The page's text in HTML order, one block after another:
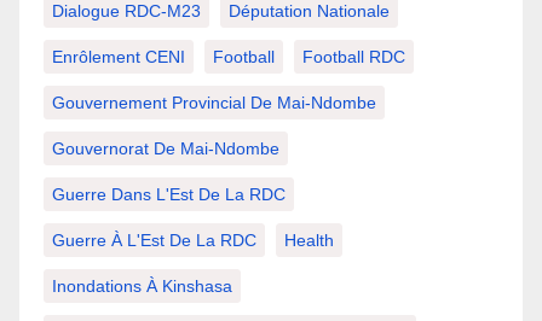
Dialogue RDC-M23 Députation Nationale
Enrôlement CENI Football Football RDC
Gouvernement Provincial De Mai-Ndombe
Gouvernorat De Mai-Ndombe
Guerre Dans L'Est De La RDC
Guerre À L'Est De La RDC Health
Inondations À Kinshasa